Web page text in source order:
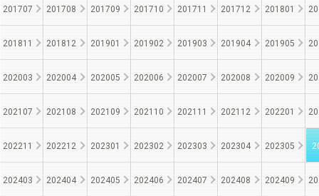
201707 201708 201709 201710 201711 201712 201801
201811 201812 201901 201902 201903 201904 201905
202003 202004 202005 202006 202007 202008 202009
202107 202108 202109 202110 202111 202112 202201
202211 202212 202301 202302 202303 202304 202305
202403 202404 202405 202406 202407 202408 202409